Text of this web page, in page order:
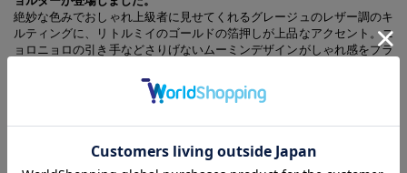
絶妙な色みでおしゃれ上級者に見せてくれるグレージュのレザー調のキ
ルティングに、リトルミイのゴールドの箔押しが上品なアクセント。ニ
ョロニョロの引き手などさりげないムーミンデザインがしゃれ感をプラ
外すとポーチとしても使える２WAY仕様。毎日大活躍すること間違い
スマホがすっぽり入ってサッと取り出しやすいフロントポケットのほ
か、仕切り付きで中身を整理しやすい収納スペースに、3つのカードポ